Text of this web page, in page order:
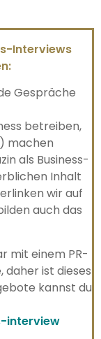
Interviews
Gespräche
betreiben,
machen
als Business-
Inhalt
wir auf
auch das
mit einem PR-
ist dieses
kannst du
interview